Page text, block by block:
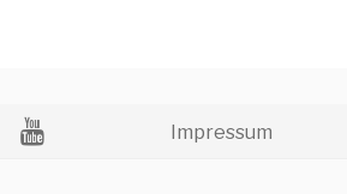
Impressum